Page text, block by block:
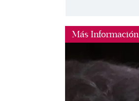
Más Información